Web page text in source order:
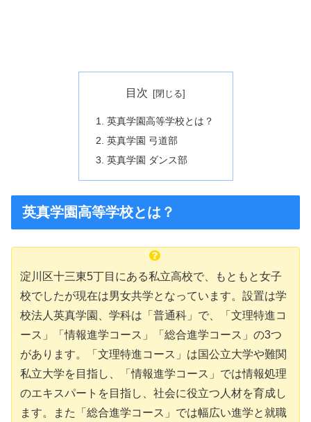
目次
英真学園高等学校とは？
英真学園 弓道部
英真学園 ダンス部
英真学園高等学校とは？
淀川区十三東5丁目にある私立高校で、もともと女子
校でしたが現在は男女共学となっています。設置は学
校法人英真学園、学科は「普通科」で、「文理特進コ
ース」「情報進学コース」「総合進学コース」の3つ
があります。「文理特進コース」は国公立大学や難関
私立大学を目指し、「情報進学コース」では情報処理
のエキスパートを目指し、社会に役立つ人材を育成し
ます。また「総合進学コース」では幅広い進学と就職